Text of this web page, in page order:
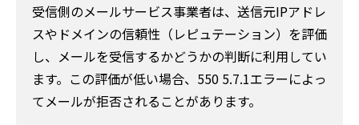
受信側のメールサービス事業者は、送信元IPアドレ
スやドメインの信頼性（レピュテーション）を評価
し、メールを受信するかどうかの判断に利用してい
ます。この評価が低い場合、550 5.7.1エラーによっ
てメールが拒否されることがあります。